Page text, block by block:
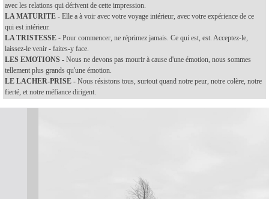
avec les relations qui dérivent de cette impression.
LA MATURITE - Elle a à voir avec votre voyage intérieur, avec votre expérience de ce
qui est intérieur.
LA TRISTESSE - Pour commencer, ne réprimez jamais. Ce qui est, est. Acceptez-le,
laissez-le venir - faites-y face.
LES EMOTIONS - Nous ne devons pas mourir à cause d'une émotion, nous sommes
tellement plus grands qu'une émotion.
LE LACHER-PRISE - Nous résistons tous, surtout quand notre peur, notre colère, notre
fierté, et notre méfiance dirigent.